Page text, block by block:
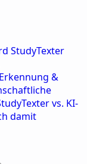
StudyTexter
&
vs. KI-
damit